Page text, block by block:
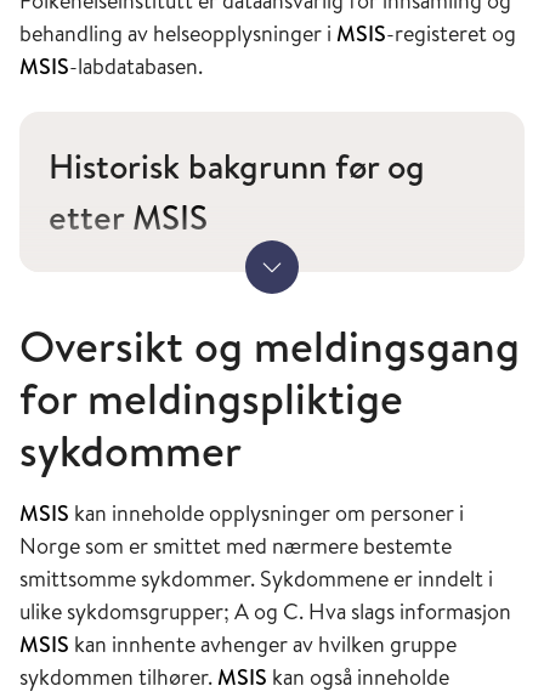
behandling av helseopplysninger i MSIS-registeret og
MSIS-labdatabasen.
Historisk bakgrunn før og
etterMSIS
Meldingssystem for smittsomme sykdommer
) ble startet som et prøveprosjekt i Nord-
Trøndelag og Vestfold i 1973, og ble
landsomfattende fra 1. januar 1975.
Meldingsplikten var den gang regulert etter
Forskrift for melding av infeksjonssykdommer
(1974).
Grunnprinsippet iMSIShar siden starten vært
uforandret, dvs. at leger melder enkeltvis
tilfeller av viktige smittsomme sykdommer hos
personer i Norge til Folkehelseinstituttet (før
2002 til Statens institutt for folkehelse) og til
Vis mer
Oversikt og meldingsgang
for meldingspliktige
sykdommer
MSIS kan inneholde opplysninger om personer i
Norge som er smittet med nærmere bestemte
smittsomme sykdommer. Sykdommene er inndelt i
ulike sykdomsgrupper; A og C. Hva slags informasjon
MSIS kan innhente avhenger av hvilken gruppe
sykdommen tilhører. MSIS kan også inneholde